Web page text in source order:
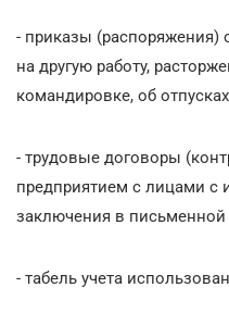
- приказы (распоряжения)
на другую работу,
командировке, об
- трудовые договоры
предприятием с лицами с
заключения в
- табель учета